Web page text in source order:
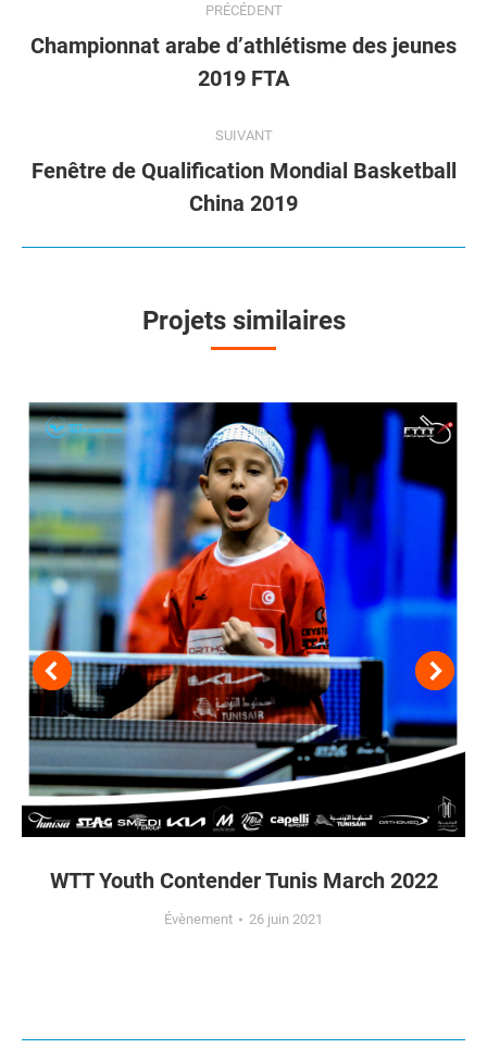
de
commentaire
PRÉCÉDENT
Onglet
précédent
Championnat arabe d’athlétisme des jeunes
2019 FTA
SUIVANT
Projets
similaires
Fenêtre de Qualification Mondial Basketball
China 2019
Projets similaires
WTT Youth Contender Tunis March 2022
Évènement 26 juin 2021